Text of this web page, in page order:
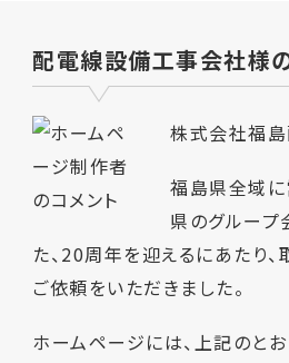
配電線設備工事会社様
株式会社福島
福島県全域に
県のグループ
た、20周年を迎えるにあたり
ご依頼をいただきました。
ホームページには、上記のと